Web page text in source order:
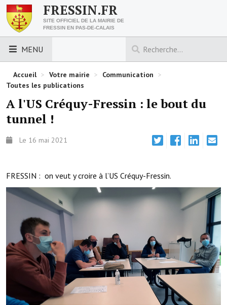
FRESSIN.FR
SITE OFFICIEL DE LA MAIRIE DE
FRESSIN EN PAS-DE-CALAIS
MENU
LES ESSENTIELS
Découvrez Fressin
Venir à Fressin
Urbanisme
Horaires de la mairie
Les foulées fressinoises
ACCÈS RAPIDE
Démarches administratives
Projets et travaux en cours
Fêtes et manifestations
Accueil > Votre mairie > Communication >
Toutes les publications
A l'US Créquy-Fressin : le bout du
tunnel !
Le 16 mai 2021
FRESSIN : on veut y croire à l’US Créquy-Fressin.